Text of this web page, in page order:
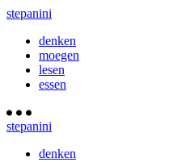
stepanini
denken
moegen
lesen
essen
stepanini
denken